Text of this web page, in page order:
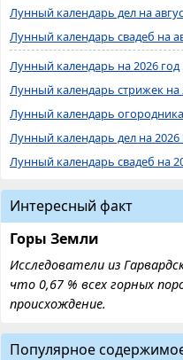
Лунный календарь дел на
Лунный календарь свадеб на
Лунный календарь на 2026 год
Лунный календарь стрижек на
Лунный календарь
Лунный календарь дел на 2026
Лунный календарь свадеб на
Интересный факт
Горы Земли
Исследователи из
что 0,67 % всех горных
происхождение.
Популярное